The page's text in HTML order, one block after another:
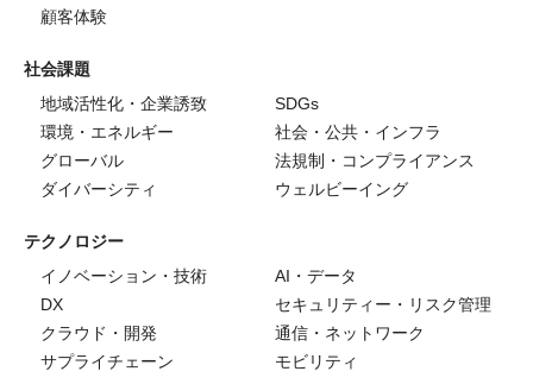
顧客体験
社会課題
地域活性化・企業誘致
SDGs
環境・エネルギー
社会・公共・インフラ
グローバル
法規制・コンプライアンス
ダイバーシティ
ウェルビーイング
テクノロジー
イノベーション・技術
AI・データ
DX
セキュリティー・リスク管理
クラウド・開発
通信・ネットワーク
サプライチェーン
モビリティ